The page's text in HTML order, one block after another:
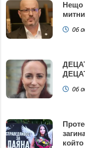
Нещо
06
06